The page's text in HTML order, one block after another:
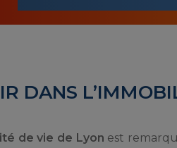
DANS
de vie de Lyon est